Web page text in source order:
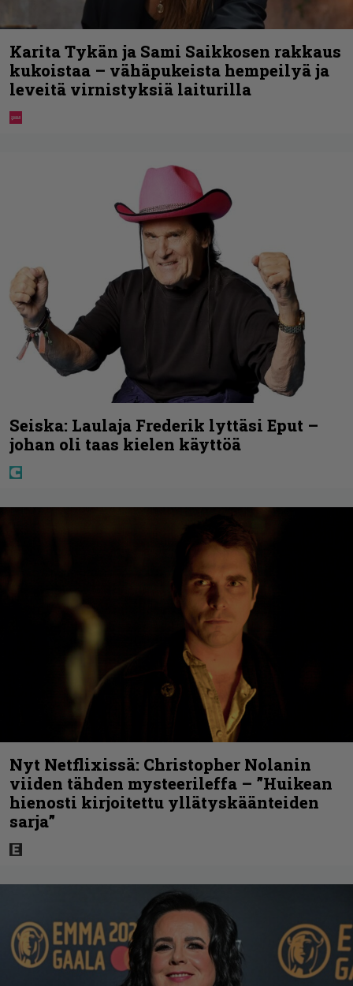
Karita Tykän ja Sami Saikkosen rakkaus
kukoistaa – vähäpukeista hempeilyä ja
leveitä virnistyksiä laiturilla
Seiska: Laulaja Frederik lyttäsi Eput –
johan oli taas kielen käyttöä
Nyt Netflixissä: Christopher Nolanin
viiden tähden mysteerileffa – ”Huikean
hienosti kirjoitettu yllätyskäänteiden
sarja”